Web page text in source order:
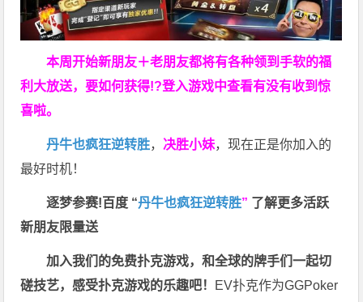
本周开始新朋友＋老朋友都将有各种领到手软的福
利大放送，要如何获得!?登入游戏中查看有没有收到惊
喜啦。
丹牛也疯狂逆转胜， 决胜小妹，现在正是你加入的
最好时机！
逐梦参赛!百度 “丹牛也疯狂逆转胜” 了解更多活跃
新朋友限量送
加入我们的免费扑克游戏，和全球的牌手们一起切
磋技艺，感受扑克游戏的乐趣吧！ EV扑克作为GGPoker